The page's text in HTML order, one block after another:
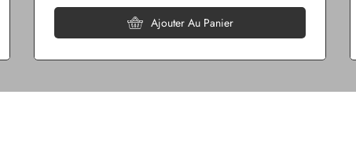
Ajouter Au Panier